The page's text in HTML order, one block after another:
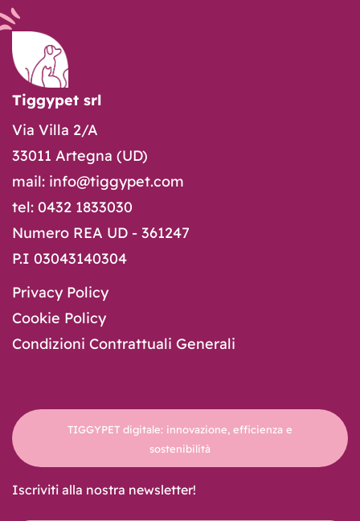
Tiggypet srl
Via Villa 2/A
33011 Artegna (UD)
mail: info@tiggypet.com
tel: 0432 1833030
Numero REA UD - 361247
P.I 03043140304
Privacy Policy
Cookie Policy
Condizioni Contrattuali Generali
TIGGYPET digitale: innovazione, efficienza e
sostenibilità
Iscriviti alla nostra newsletter!